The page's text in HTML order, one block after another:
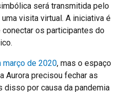
será transmitida pelo
visita virtual. A iniciativa é
os participantes do
março de 2020, mas o espaço
Aurora precisou fechar as
por causa da pandemia